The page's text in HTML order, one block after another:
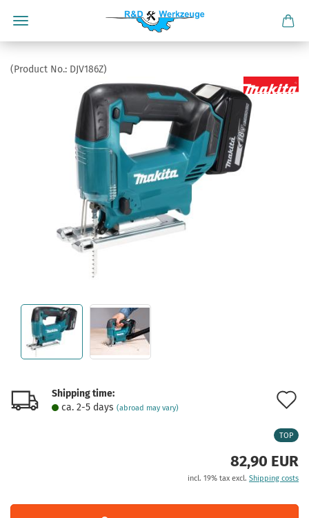
(Product No.: DJV186Z)
Shipping time:
ca. 2-5 days (abroad may vary)
TOP
82,90 EUR
incl. 19% tax excl. Shipping costs